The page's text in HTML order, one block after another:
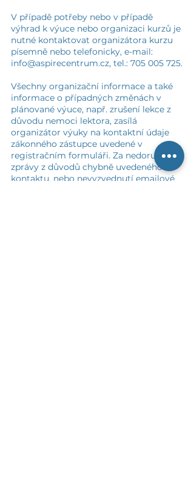
V případě potřeby nebo v případě
výhrad k výuce nebo organizaci kurzů je
nutné kontaktovat organizátora kurzu
písemně nebo telefonicky, e-mail:
info@aspirecentrum.cz, tel.: 705 005 725.
Všechny organizační informace a také
informace o případných změnách v
plánované výuce, např. zrušení lekce z
důvodu nemoci lektora, zasílá
organizátor výuky na kontaktní údaje
zákonného zástupce uvedené v
registračním formuláři. Za nedoručení
zprávy z důvodů chybně uvedeného
kontaktu, nebo nevyzvednutí emailové